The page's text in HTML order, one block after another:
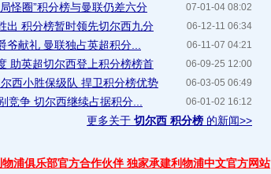
07-01-04 08:02
怪圈”积分榜与曼联仍差六分
06-12-11 06:34
出 积分榜暂时领先切尔西九分
06-11-07 04:21
爷献礼 曼联独占英超积分...
06-09-25 12:00
助英超切尔西登上积分榜榜首
06-03-05 06:49
西小胜保级队 捍卫积分榜优势
06-01-02 16:12
竞争 切尔西继续占据积分...
更多关于 切尔西 积分榜 的新闻>>
浦俱乐部官方合作伙伴 独家承建利物浦中文官方网站